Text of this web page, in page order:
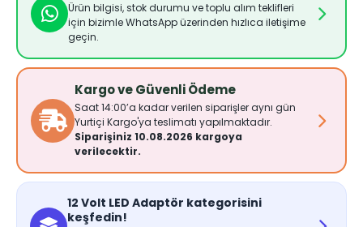
Ürün bilgisi, stok durumu ve toplu alım teklifleri
için bizimle WhatsApp üzerinden hızlıca iletişime
geçin.
Kargo ve Güvenli Ödeme
Saat 14:00’a kadar verilen siparişler aynı gün
Yurtiçi Kargo'ya teslimatı yapılmaktadır.
Siparişiniz 10.08.2026 kargoya
verilecektir.
12 Volt LED Adaptör kategorisini
keşfedin!